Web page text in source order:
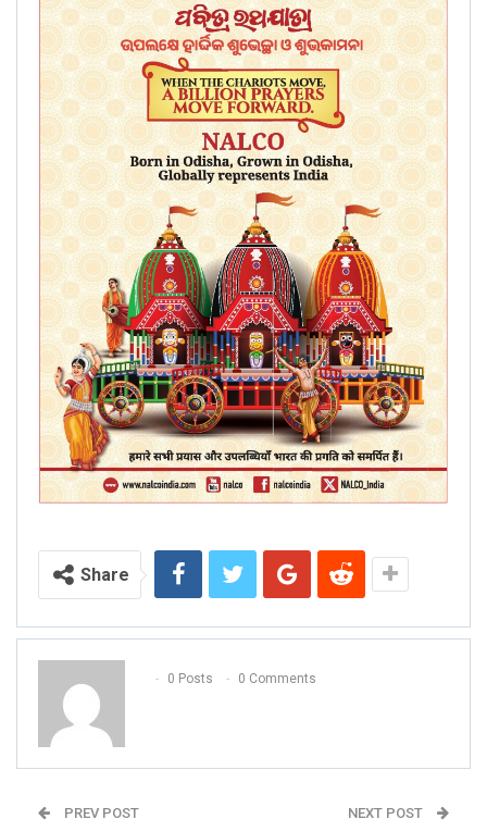
Share
0 Posts 0 Comments
PREV POST NEXT POST